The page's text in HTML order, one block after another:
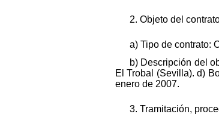
2. Objeto del
a) Tipo de contrato:
b) Descripción del
El Trobal (Sevilla). d)
enero de 2007.
3. Tramitación,